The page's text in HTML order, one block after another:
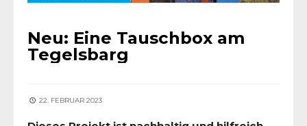
Neu: Eine Tauschbox am
Tegelsbarg
22. FEBRUAR 2023